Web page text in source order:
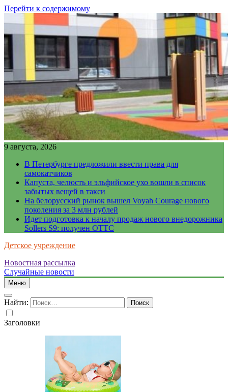
Перейти к содержимому
9 августа, 2026
В Петербурге предложили ввести права для
самокатчиков
Капуста, челюсть и эльфийское ухо вошли в список
забытых вещей в такси
На белорусский рынок вышел Voyah Courage нового
поколения за 3 млн рублей
Идет подготовка к началу продаж нового внедорожника
Sollers S9: получен ОТТС
Детское учреждение
Новостная рассылка
Случайные новости
Меню
Найти:
Заголовки